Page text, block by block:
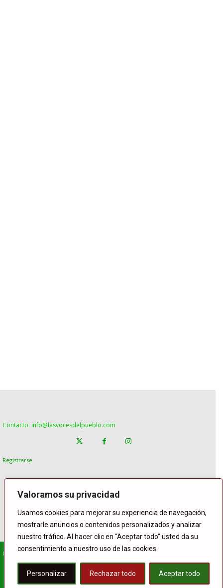
Valoramos su privacidad
Usamos cookies para mejorar su experiencia de navegación,
mostrarle anuncios o contenidos personalizados y analizar
nuestro tráfico. Al hacer clic en “Aceptar todo” usted da su
consentimiento a nuestro uso de las cookies.
Personalizar Rechazar todo Aceptar todo
Contacto: info@lasvocesdelpueblo.com
Registrarse
© Copyright Lasvocesdelpueblo
Homepage POLÍTICA ESPAÑA GENTE
INTERNACIONAL
DEPORTE
El Tiempo Lasvoces
Facebook
TwitterBufferWhatsApp
Compartir